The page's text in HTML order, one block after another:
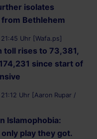
isolates
Bethlehem
Uhr [Wafa.ps]
toll rises to 73,381,
since start of
Uhr [Aaron Rupar /
Islamophobia:
only play they got.